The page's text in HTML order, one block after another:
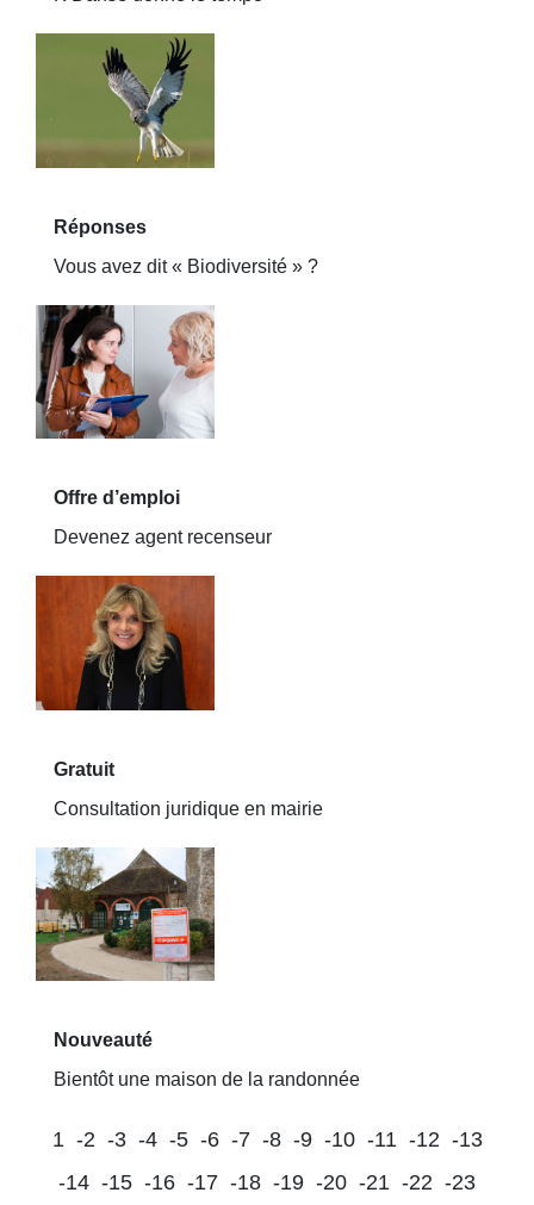
Réponses
Vous avez dit « Biodiversité » ?
Offre d’emploi
Devenez agent recenseur
Gratuit
Consultation juridique en mairie
Nouveauté
Bientôt une maison de la randonnée
1 -2 -3 -4 -5 -6 -7 -8 -9 -10 -11 -12 -13
-14 -15 -16 -17 -18 -19 -20 -21 -22 -23